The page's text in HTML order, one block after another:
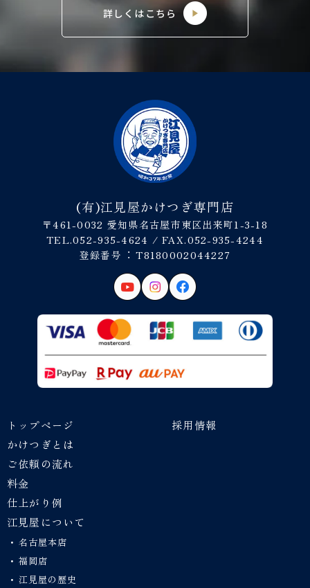
詳しくはこちら
(有)江見屋かけつぎ専門店
〒461-0032 愛知県名古屋市東区出来町1-3-18
TEL.052-935-4624 / FAX.052-935-4244
登録番号︓ T8180002044227
トップページ
かけつぎとは
ご依頼の流れ
料金
仕上がり例
江見屋について
名古屋本店
福岡店
江見屋の歴史
採用情報